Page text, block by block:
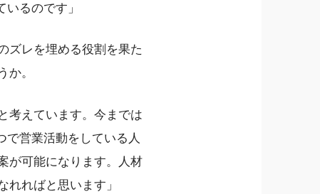
るのです」
ズレを埋める役割を果た
か。
考えています。今までは
で営業活動をしている人
が可能になります。人材
ればと思います」